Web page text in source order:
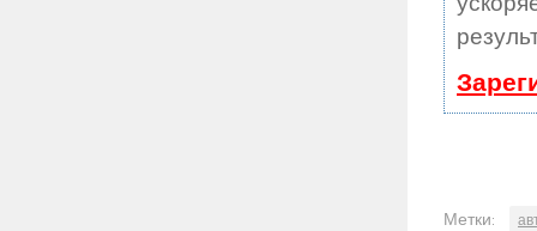
Метки: